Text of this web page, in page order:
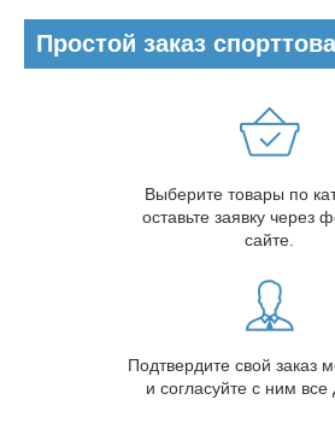
Простой заказ
Выберите товары по
оставьте заявку через
сайте.
Подтвердите свой заказ
и согласуйте с ним все